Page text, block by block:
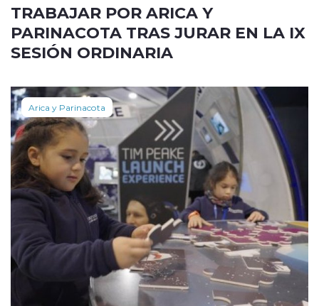
TRABAJAR POR ARICA Y
PARINACOTA TRAS JURAR EN LA IX
SESIÓN ORDINARIA
Arica y Parinacota